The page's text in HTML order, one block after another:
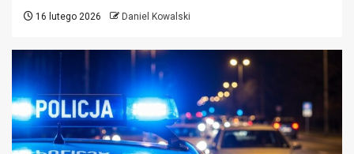
16 lutego 2026 Daniel Kowalski